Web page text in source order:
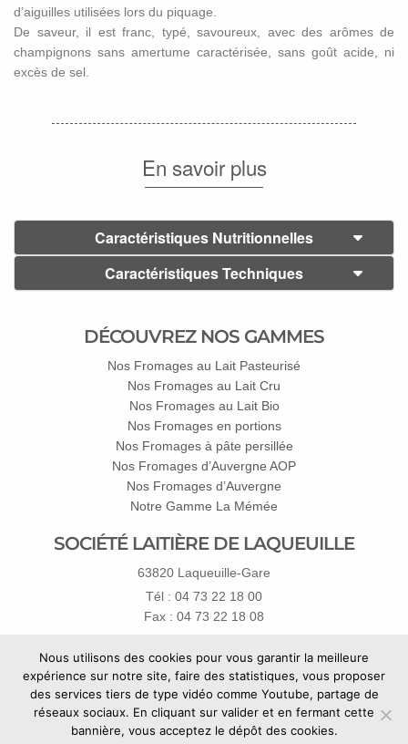
d’aiguilles utilisées lors du piquage.
De saveur, il est franc, typé, savoureux, avec des arômes de
champignons sans amertume caractérisée, sans goût acide, ni
excès de sel.
En savoir plus
Caractéristiques Nutritionnelles
Caractéristiques Techniques
DÉCOUVREZ NOS GAMMES
Nos Fromages au Lait Pasteurisé
Nos Fromages au Lait Cru
Nos Fromages au Lait Bio
Nos Fromages en portions
Nos Fromages à pâte persillée
Nos Fromages d’Auvergne AOP
Nos Fromages d’Auvergne
Notre Gamme La Mémée
SOCIÉTÉ LAITIÈRE DE LAQUEUILLE
63820 Laqueuille-Gare
Tél : 04 73 22 18 00
Fax : 04 73 22 18 08
merci d'utiliserle formulaire de contact
Nous utilisons des cookies pour vous garantir la meilleure
expérience sur notre site, faire des statistiques, vous proposer
des services tiers de type vidéo comme Youtube, partage de
réseaux sociaux. En cliquant sur valider et en fermant cette
bannière, vous acceptez le dépôt des cookies.